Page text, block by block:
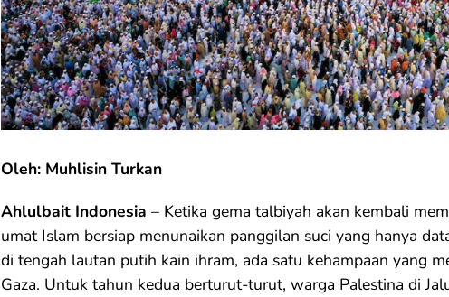
Oleh: Muhlisin Turkan
Ahlulbait Indonesia – Ketika gema talbiyah akan kembali
umat Islam bersiap menunaikan panggilan suci yang hanya
di tengah lautan putih kain ihram, ada satu kehampaan yang
Gaza. Untuk tahun kedua berturut-turut, warga Palestina di